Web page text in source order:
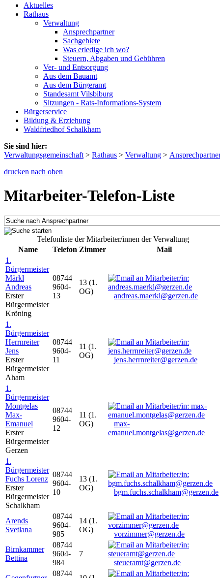
Aktuelles
Rathaus
Verwaltung
Ansprechpartner
Sachgebiete
Was erledige ich wo?
Steuern, Abgaben und Gebühren
Ver- und Entsorgung
Aus dem Bauamt
Aus dem Bürgeramt
Standesamt Vilsbiburg
Sitzungen - Rats-Informations-System
Bürgerservice
Bildung & Erziehung
Waldfriedhof Schalkham
Sie sind hier:
Verwaltungsgemeinschaft > Rathaus > Verwaltung >
drucken nach oben
Mitarbeiter-Telefon-Liste
Telefonliste der Mitarbeiter/innen der Verwaltung
Name
Telefon Zimmer
Mail
1.
Bürgermeister
Märkl
Andreas
Erster
Bürgermeister
Kröning
08744
9604-
13
13 (1.
OG)
andreas.maerkl@gerzen.de
1.
Bürgermeister
Herrnreiter
Jens
Erster
Bürgermeister
Aham
08744
9604-
11
11 (1.
OG)
jens.herrnreiter@gerzen.de
1.
Bürgermeister
Montgelas
Max-
Emanuel
Erster
Bürgermeister
Gerzen
08744
9604-
12
11 (1.
OG)
max-
emanuel.montgelas@gerzen.de
1.
Bürgermeister
Fuchs Lorenz
Erster
Bürgermeister
Schalkham
08744
9604-
10
13 (1.
OG)
bgm.fuchs.schalkham@gerzen.de
Arends
Svetlana
08744
9604-
985
14 (1.
OG)
vorzimmer@gerzen.de
Birnkammer
Bettina
08744
9604-
984
7
steueramt@gerzen.de
08744